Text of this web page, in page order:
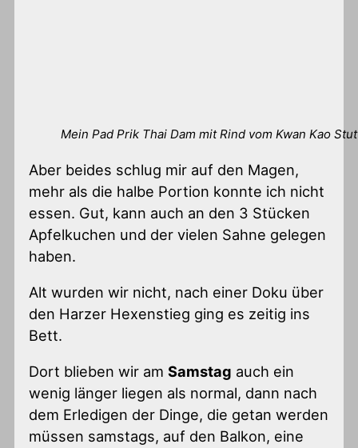
Mein Pad Prik Thai Dam mit Rind vom Kwan Kao
Aber beides schlug mir auf den Magen,
mehr als die halbe Portion konnte ich nicht
essen. Gut, kann auch an den 3 Stücken
Apfelkuchen und der vielen Sahne gelegen
haben.
Alt wurden wir nicht, nach einer Doku über
den Harzer Hexenstieg ging es zeitig ins
Bett.
Dort blieben wir amSamstag auch ein
wenig länger liegen als normal, dann nach
dem Erledigen der Dinge, die getan werden
müssen samstags, auf den Balkon, eine